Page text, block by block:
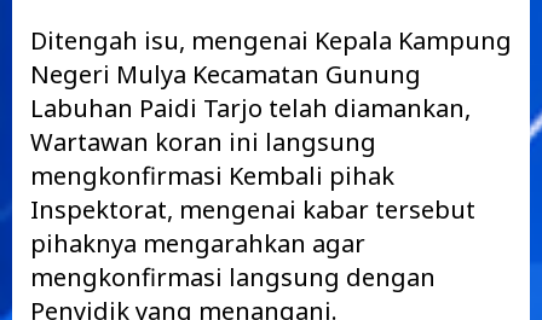
Ditengah isu, mengenai Kepala Kampung
Negeri Mulya Kecamatan Gunung
Labuhan Paidi Tarjo telah diamankan,
Wartawan koran ini langsung
mengkonfirmasi Kembali pihak
Inspektorat, mengenai kabar tersebut
pihaknya mengarahkan agar
mengkonfirmasi langsung dengan
Penyidik yang menangani.